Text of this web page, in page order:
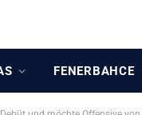
FENERBAHCE